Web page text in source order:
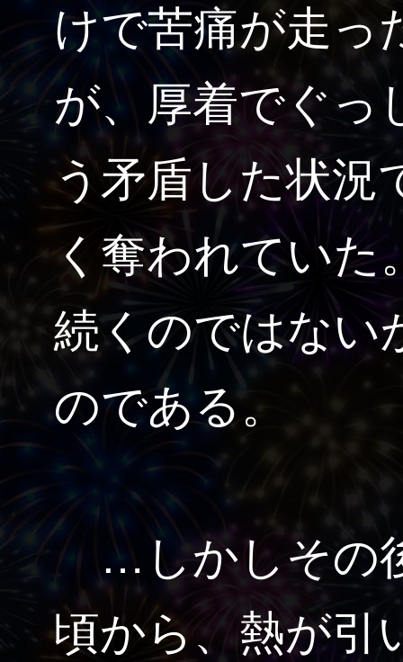
けで苦痛が走っ
が、厚着でぐっ
う矛盾した状況
く奪われていた
続くのではない
のである。
…しかしその
頃から、熱が引